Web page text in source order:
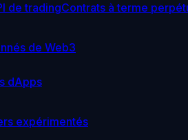
de tradingContrats à terme
de Web3
dApps
expérimentés